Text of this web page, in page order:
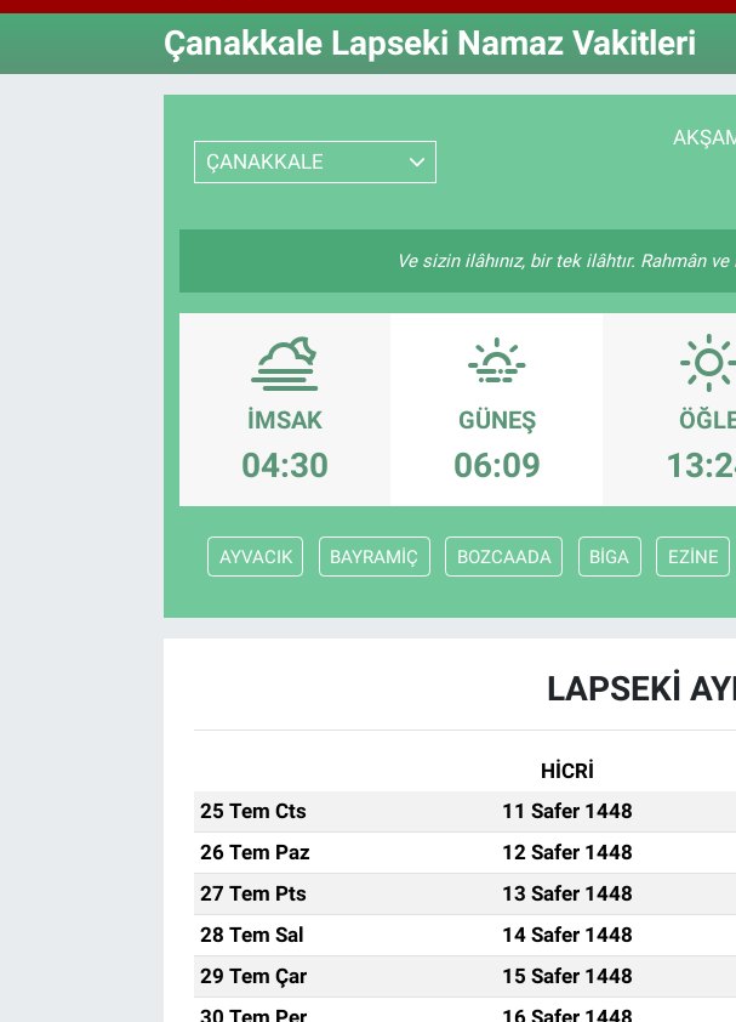
Çanakkale Lapseki Namaz Vakitleri
ÇANAKKALE
Ve sizin ilâhınız, bir tek ilâhtır. Rahmân
İMSAK
04:30
GÜNEŞ
06:09
AYVACIK BAYRAMİÇ BOZCAADA BİGA EZİNE
LAPSEKİ
HİCRİ
25 Tem Cts
11 Safer 1448
26 Tem Paz
12 Safer 1448
27 Tem Pts
13 Safer 1448
28 Tem Sal
14 Safer 1448
29 Tem Çar
15 Safer 1448
Özel Haberler
Erişim Bilgileri
Haber Arşivi